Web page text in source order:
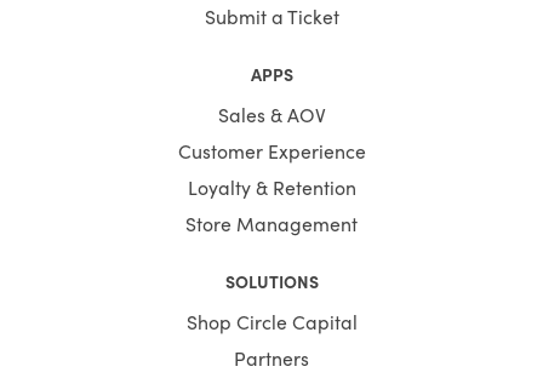
Submit a Ticket
APPS
Sales & AOV
Customer Experience
Loyalty & Retention
Store Management
SOLUTIONS
Shop Circle Capital
Partners